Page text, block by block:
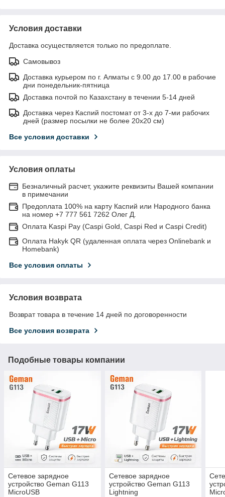
Условия доставки
Доставка осуществляется только по предоплате.
Самовывоз
Доставка курьером по г. Алматы с 9.00 до 17.00 в рабочие
дни понедельник-пятница
Доставка почтой по Казахстану в течении 5-14 дней
Доставка через Каспий постомат от 3-х до 7-ми рабочих
дней (размер посылки не более 20х20 см)
Все условия доставки
Условия оплаты
Безналичный расчет, укажите реквизиты Вашей компании
в примечании
Предоплата 100% на карту Каспий или Народного банка
на номер +7 777 561 7262 Олег Д.
Оплата Kaspi Pay (Caspi Gold, Caspi Red и Caspi Credit)
Оплата Hakyk QR (удаленная оплата через Onlinebank и
Homebank)
Все условия оплаты
Условия возврата
Возврат товара в течение 14 дней по договоренности
Все условия возврата
Подобные товары компании
Сетевое зарядное
устройство Geman G113
MicroUSB
Сетевое зарядное
устройство Geman G113
Lightning